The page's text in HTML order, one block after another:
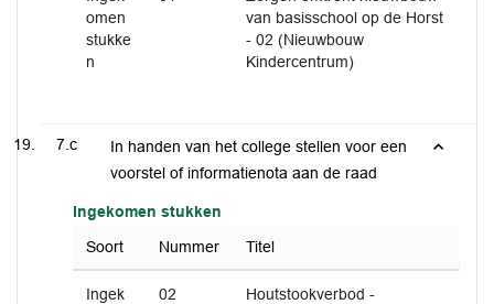
omen
stukke
n
van basisschool op de Horst
- 02 (Nieuwbouw
Kindercentrum)
7.c
In handen van het college stellen voor een
voorstel of informatienota aan de raad
Ingekomen stukken
Soort
Nummer Titel
Ingek
02
Houtstookverbod -